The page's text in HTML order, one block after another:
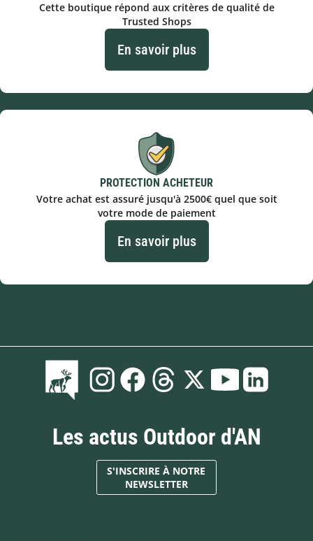
Cette boutique répond aux critères de qualité de
Trusted Shops
En savoir plus
PROTECTION ACHETEUR
Votre achat est assuré jusqu'à 2500€ quel que soit
votre mode de paiement
En savoir plus
Les actus Outdoor d'AN
S'INSCRIRE À NOTRE
NEWSLETTER